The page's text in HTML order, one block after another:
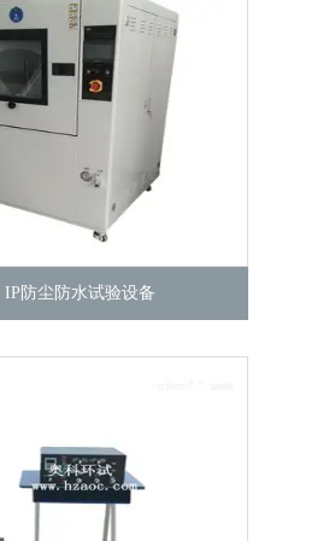
IP防尘防水试验设备